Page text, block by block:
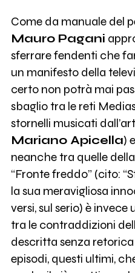
Come da manuale del
Mauro Pagani
sferrare fendenti che
un manifesto della
certo non potrà mai
sbaglio tra le reti
stornelli musicati
Mariano Apicella)
neanche tra quelle della
“Fronte freddo” (cito:
la sua meravigliosa
versi, sul serio) è
tra le contraddizioni
descritta senza
episodi, questi ultimi,